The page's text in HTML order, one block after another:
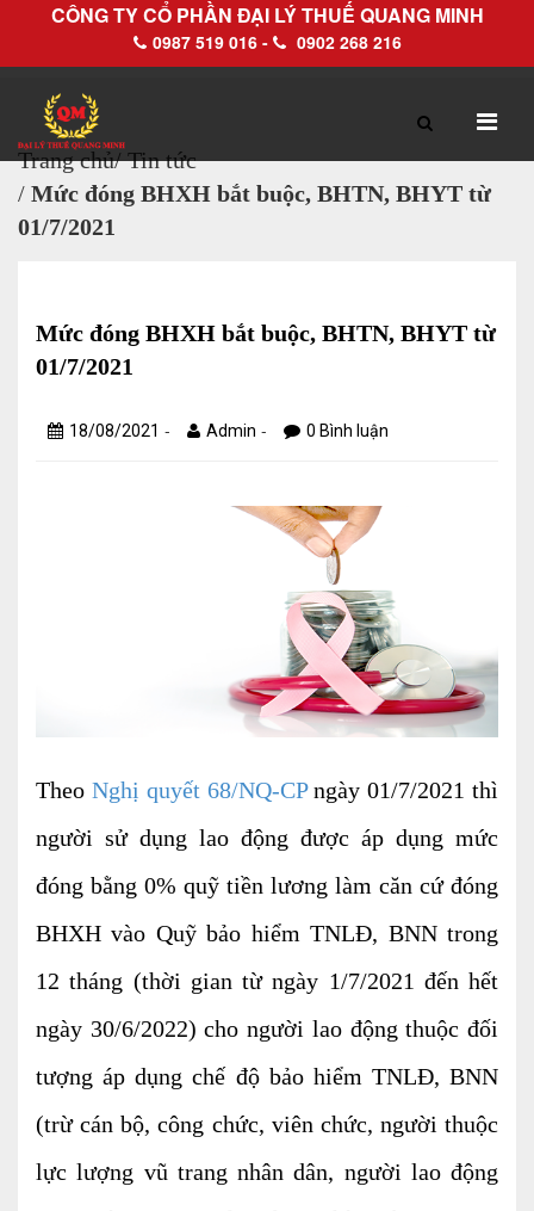
CÔNG TY CỔ PHẦN ĐẠI LÝ THUẾ QUANG MINH
0987 519 016 - 0902 268 216
TRANG CHỦ GIỚI THIỆU
Làm thủ tục về thuế trọn gói
Dịch vụ Đại lý thuế khác
Dịch vụ Kế toán
Kế toán thuế
Giám sát kế toán
Soát xét hồ sơ
Hoàn thiện sổ sách và quyết toán thuế
Trang chủ/ Tin tức
/ Mức đóng BHXH bắt buộc, BHTN, BHYT từ
01/7/2021
Mức đóng BHXH bắt buộc, BHTN, BHYT từ
01/7/2021
18/08/2021 - Admin - 0 Bình luận
Theo Nghị quyết 68/NQ-CPngày 01/7/2021 thì
người sử dụng lao động được áp dụng mức
đóng bằng 0% quỹ tiền lương làm căn cứ đóng
BHXH vào Quỹ bảo hiểm TNLĐ, BNN trong
12 tháng (thời gian từ ngày 1/7/2021 đến hết
ngày 30/6/2022) cho người lao động thuộc đối
tượng áp dụng chế độ bảo hiểm TNLĐ, BNN
(trừ cán bộ, công chức, viên chức, người thuộc
lực lượng vũ trang nhân dân, người lao động